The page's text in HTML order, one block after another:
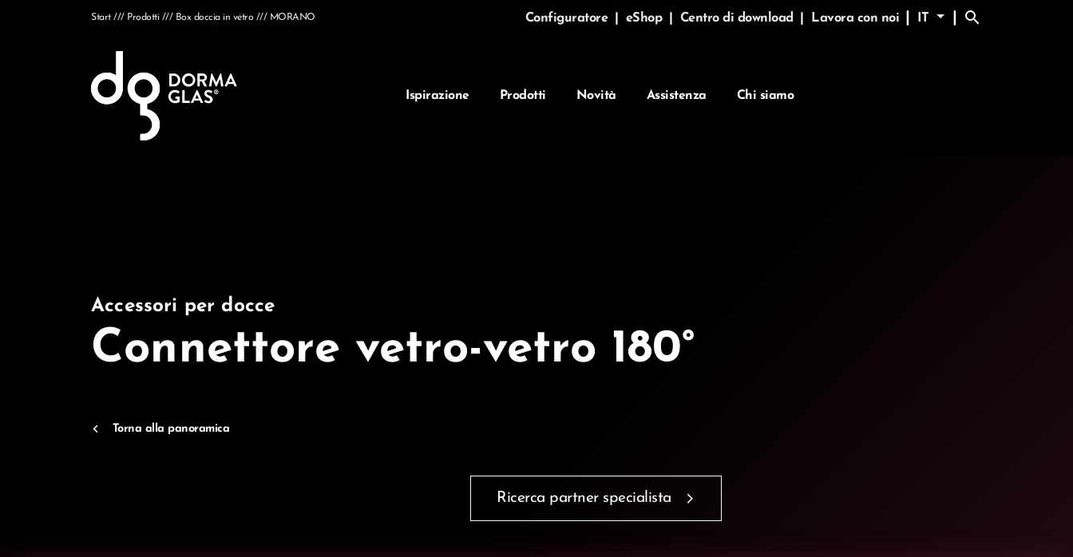
Start Prodotti Box doccia in vetro MORANO Configuratore eShop Centro di download Lavora con noi IT search
Ispirazione Prodotti Novità Assistenza Chi siamo
Accessori per docce
Connettore vetro-vetro 180°
Torna alla panoramica
Ricerca partner specialista